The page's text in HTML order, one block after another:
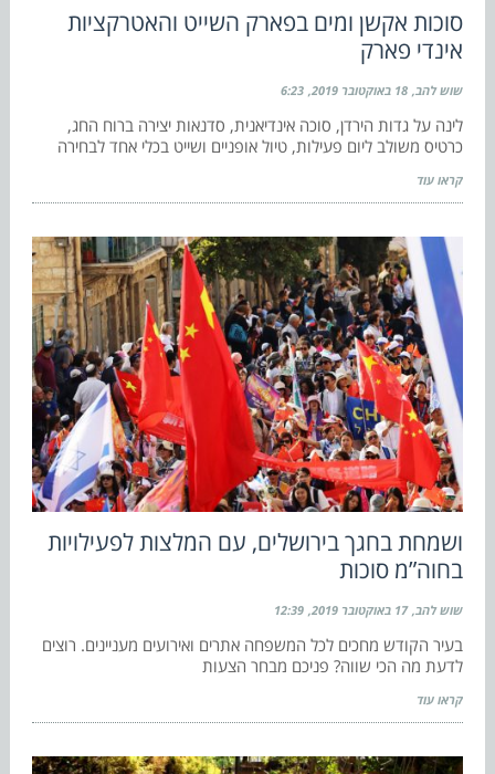
סוכות אקשן ומים בפארק השייט והאטרקציות
אינדי פארק
שוש להב 18 באוקטובר 2019 6:23
לינה על גדות הירדן, סוכה אינדיאנית, סדנאות יצירה ברוח החג,
כרטיס משולב ליום פעילות, טיול אופניים ושייט בכלי אחד לבחירה
קראו עוד
ושמחת בחגך בירושלים, עם המלצות לפעילויות
בחוה”מ סוכות
שוש להב 17 באוקטובר 2019 12:39
בעיר הקודש מחכים לכל המשפחה אתרים ואירועים מעניינים. רוצים
לדעת מה הכי שווה? פניכם מבחר הצעות
קראו עוד